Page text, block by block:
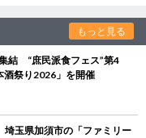
もっと見る
結 “庶民派食フェス”第4
酒祭り2026」を開催
玉県加須市の「ファミリー